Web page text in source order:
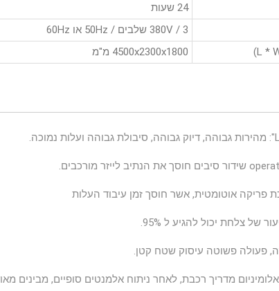
24 שעות
380V / 3 שלבים / 50Hz או 60Hz
4500x2300x1800 מ"מ